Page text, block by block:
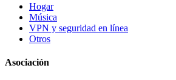
Hogar
Música
VPN y seguridad en línea
Otros
Asociación